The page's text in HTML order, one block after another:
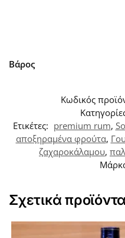
Βάρος
Κωδικός
Ετικέτες: premium rum,
αποξηραμένα φρούτα,
ζαχαροκάλαμου,
Σχετικά προϊόντα